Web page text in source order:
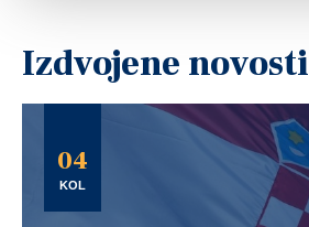
Izdvojene novosti
04
KOL